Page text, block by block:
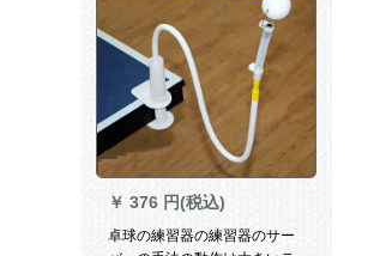
￥ 376 円(税込)
卓球の練習器の練習器のサー